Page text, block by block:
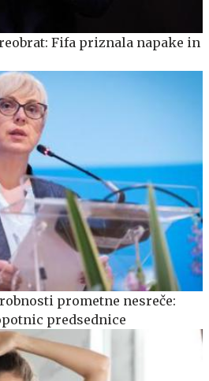
Fifa priznala napake in
prometne nesreče:
predsednice